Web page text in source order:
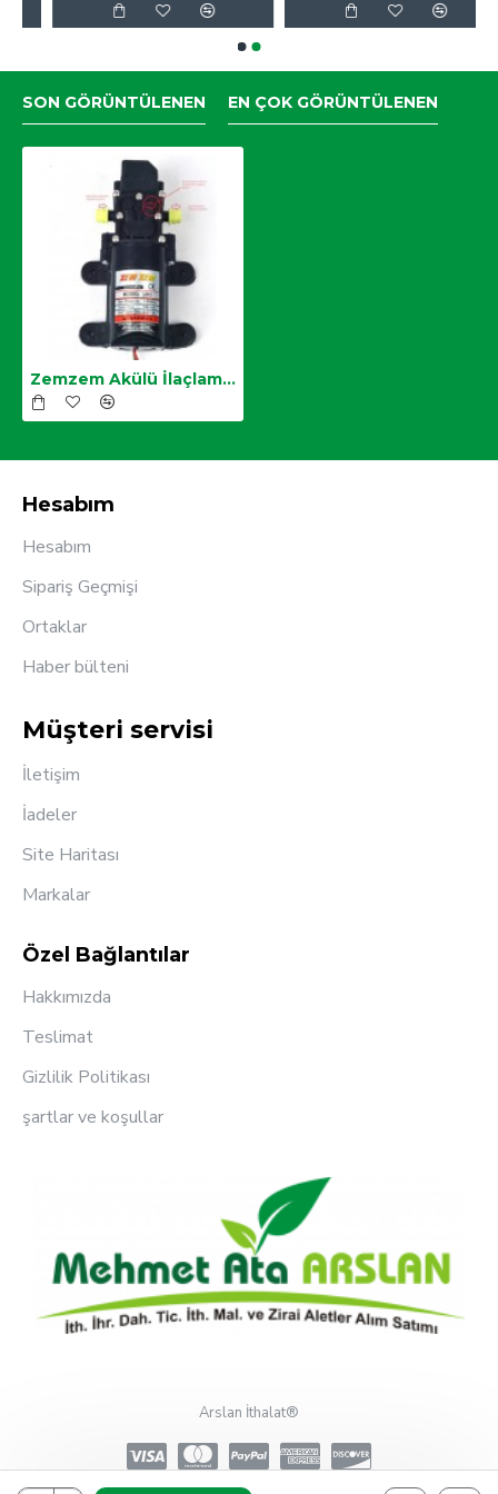
Otomatik Kapanır.
ÜRÜN AYAKLARI TAKILIP ÇIKARILABİLİR
BU ÜRÜN AKÜLÜ İLAÇLAMA POMLALARININ
YEDEK PARÇASIDIR.
KULLANIM KILAVUZU MEVCUT DEĞİLDİR
KENDİNİ ISINMAYA KARŞI KORUR
AKÜ BAĞLANTISINDA KIRMIZI KABLO
KIRMIZI KUTBA (T) YEŞIL KABLO (-)
KUTBA BAĞLANIR.
ADAPTÖR ILE ÇALIŞMADA 12V ADAPTÖR
OLMASI GEREKMEKTEDIR AKSI HALDE
SON GÖRÜNTÜLENEN EN ÇOK GÖRÜNTÜLENEN
Zemzem Akülü İlaçlama Pompası Motoru 12v Su Aktarma Pompası
Hesabım
Hesabım
Sipariş Geçmişi
Ortaklar
Haber bülteni
Müşteri servisi
İletişim
İadeler
Site Haritası
Markalar
Özel Bağlantılar
Hakkımızda
Teslimat
Gizlilik Politikası
şartlar ve koşullar
Arslan İthalat®